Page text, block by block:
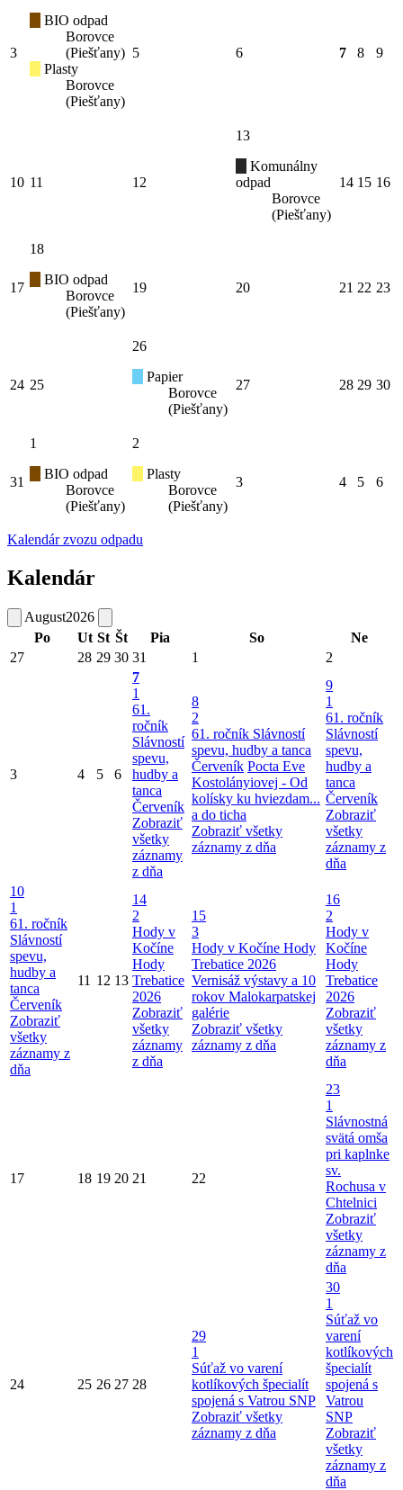
3
BIO odpad
Borovce
(Piešťany)
Plasty
Borovce
(Piešťany)
5 6 7 8 9
10 11 12
13
Komunálny
odpad
Borovce
(Piešťany)
14 15 16
17
18
BIO odpad
Borovce
(Piešťany)
19 20 21 22 23
24 25
26
Papier
Borovce
(Piešťany)
27 28 29 30
31
1
BIO odpad
Borovce
(Piešťany)
2
Plasty
Borovce
(Piešťany)
3 4 5 6
Kalendár zvozu odpadu
Kalendár
August2026
Po
Ut St Št Pia So
Ne
27
28 29 30 31 1 2
3 4 5 6
7
1
61.
ročník
Slávností
spevu,
hudby a
tanca
Červeník
Zobraziť
všetky
záznamy
z dňa
8
2
61. ročník Slávností
spevu, hudby a tanca
Červeník Pocta Eve
Kostolányiovej - Od
kolísky ku hviezdam...
a do ticha
Zobraziť všetky
záznamy z dňa
9
1
61. ročník
Slávností
spevu,
hudby a
tanca
Červeník
Zobraziť
všetky
záznamy z
dňa
10
1
61. ročník
Slávností
spevu,
hudby a
tanca
Červeník
Zobraziť
všetky
záznamy z
dňa
11 12 13
14
2
Hody v
Kočíne
Hody
Trebatice
2026
Zobraziť
všetky
záznamy
z dňa
15
3
Hody v Kočíne Hody
Trebatice 2026
Vernisáž výstavy a 10
rokov Malokarpatskej
galérie
Zobraziť všetky
záznamy z dňa
16
2
Hody v
Kočíne
Hody
Trebatice
2026
Zobraziť
všetky
záznamy z
dňa
17 18 19 20 21 22
23
1
Slávnostná
svätá omša
pri kaplnke
sv.
Rochusa v
Chtelnici
Zobraziť
všetky
záznamy z
dňa
24 25 26 27 28
29
1
Súťaž vo varení
kotlíkových špecialít
spojená s Vatrou SNP
Zobraziť všetky
záznamy z dňa
30
1
Súťaž vo
varení
kotlíkových
špecialít
spojená s
Vatrou
SNP
Zobraziť
všetky
záznamy z
dňa